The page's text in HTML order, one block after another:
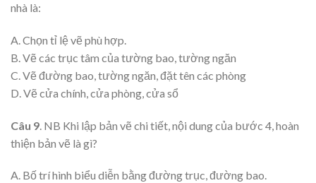
nhà là:
A. Chọn tỉ lệ vẽ phù hợp.
B. Vẽ các trục tâm của tường bao, tường ngăn
C. Vẽ đường bao, tường ngăn, đặt tên các phòng
D. Vẽ cửa chính, cửa phòng, cửa sổ
Câu 9 . NB Khi lập bản vẽ chi tiết, nội dung của bước 4, hoàn
thiện bản vẽ là gì?
A. Bố trí hình biểu diễn bằng đường trục, đường bao.